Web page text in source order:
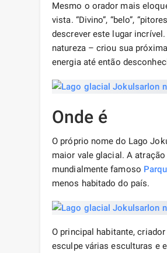
Mesmo o orador mais
vista. “Divino”, “belo”,
descrever este lugar
natureza – criou sua
energia até então
Onde é
O próprio nome do Lago
maior vale glacial. A
mundialmente famoso
menos habitado do país.
O principal habitante,
esculpe várias esculturas e